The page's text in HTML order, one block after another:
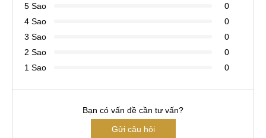
5 Sao
0
4 Sao
0
3 Sao
0
2 Sao
0
1 Sao
0
Bạn có vấn đề cần tư vấn?
Gửi câu hỏi